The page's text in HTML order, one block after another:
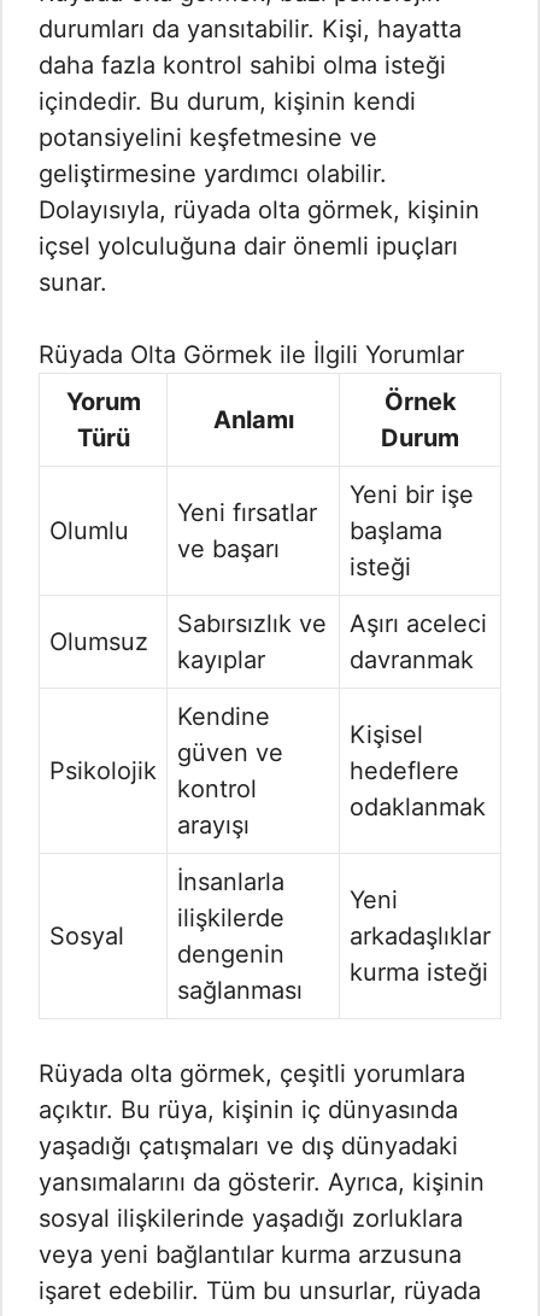
durumları da yansıtabilir. Kişi, hayatta
daha fazla kontrol sahibi olma isteği
içindedir. Bu durum, kişinin kendi
potansiyelini keşfetmesine ve
geliştirmesine yardımcı olabilir.
Dolayısıyla, rüyada olta görmek, kişinin
içsel yolculuğuna dair önemli ipuçları
sunar.
Rüyada Olta Görmek ile İlgili Yorumlar
Yorum
Türü
Anlamı
Örnek
Durum
Olumlu
Yeni fırsatlar
ve başarı
Yeni bir işe
başlama
isteği
Olumsuz
Sabırsızlık ve
kayıplar
Aşırı aceleci
davranmak
Psikolojik
Kendine
güven ve
kontrol
arayışı
Kişisel
hedeflere
odaklanmak
Sosyal
İnsanlarla
ilişkilerde
dengenin
sağlanması
Yeni
arkadaşlıklar
kurma isteği
Rüyada olta görmek, çeşitli yorumlara
açıktır. Bu rüya, kişinin iç dünyasında
yaşadığı çatışmaları ve dış dünyadaki
yansımalarını da gösterir. Ayrıca, kişinin
sosyal ilişkilerinde yaşadığı zorluklara
veya yeni bağlantılar kurma arzusuna
işaret edebilir. Tüm bu unsurlar, rüyada